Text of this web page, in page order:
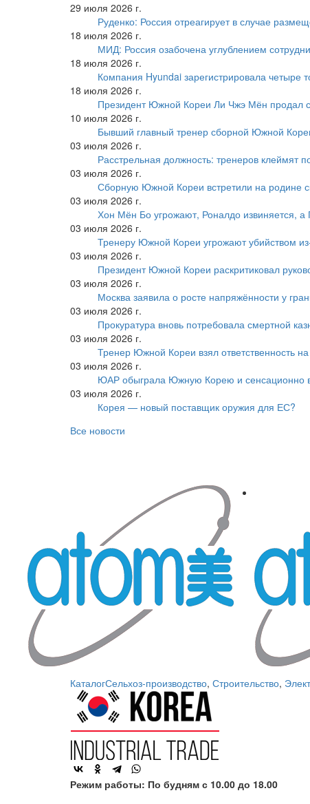
29 июля 2026 г.
Руденко: Россия отреагирует в случае
18 июля 2026 г.
МИД: Россия озабочена углублением
18 июля 2026 г.
Компания Hyundai зарегистрировала четыре
18 июля 2026 г.
Президент Южной Кореи Ли Чжэ Мён продал
10 июля 2026 г.
Бывший главный тренер сборной Южной
03 июля 2026 г.
Расстрельная должность: тренеров клеймят
03 июля 2026 г.
Сборную Южной Кореи встретили на родине
03 июля 2026 г.
Хон Мён Бо угрожают, Роналдо извиняется, а
03 июля 2026 г.
Тренеру Южной Кореи угрожают убийством
03 июля 2026 г.
Президент Южной Кореи раскритиковал
03 июля 2026 г.
Москва заявила о росте напряжённости у
03 июля 2026 г.
Прокуратура вновь потребовала смертной
03 июля 2026 г.
Тренер Южной Кореи взял ответственность
03 июля 2026 г.
ЮАР обыграла Южную Корею и
03 июля 2026 г.
Корея — новый поставщик оружия для ЕС?
Все новости
КаталогСельхоз-производство, Строительство,
Режим работы: По будням с 10.00 до 18.00